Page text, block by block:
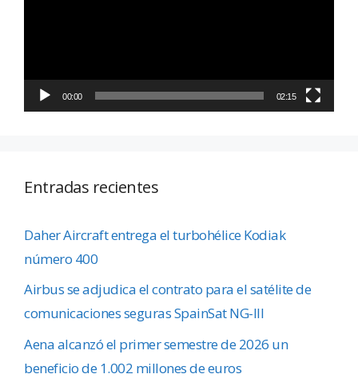
00:00 02:15
Entradas recientes
Daher Aircraft entrega el turbohélice Kodiak
número 400
Airbus se adjudica el contrato para el satélite de
comunicaciones seguras SpainSat NG-III
Aena alcanzó el primer semestre de 2026 un
beneficio de 1.002 millones de euros